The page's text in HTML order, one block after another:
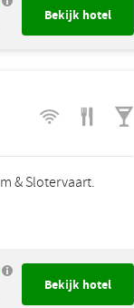
& Slotervaart.
Bekijk hotel
Bekijk hotel